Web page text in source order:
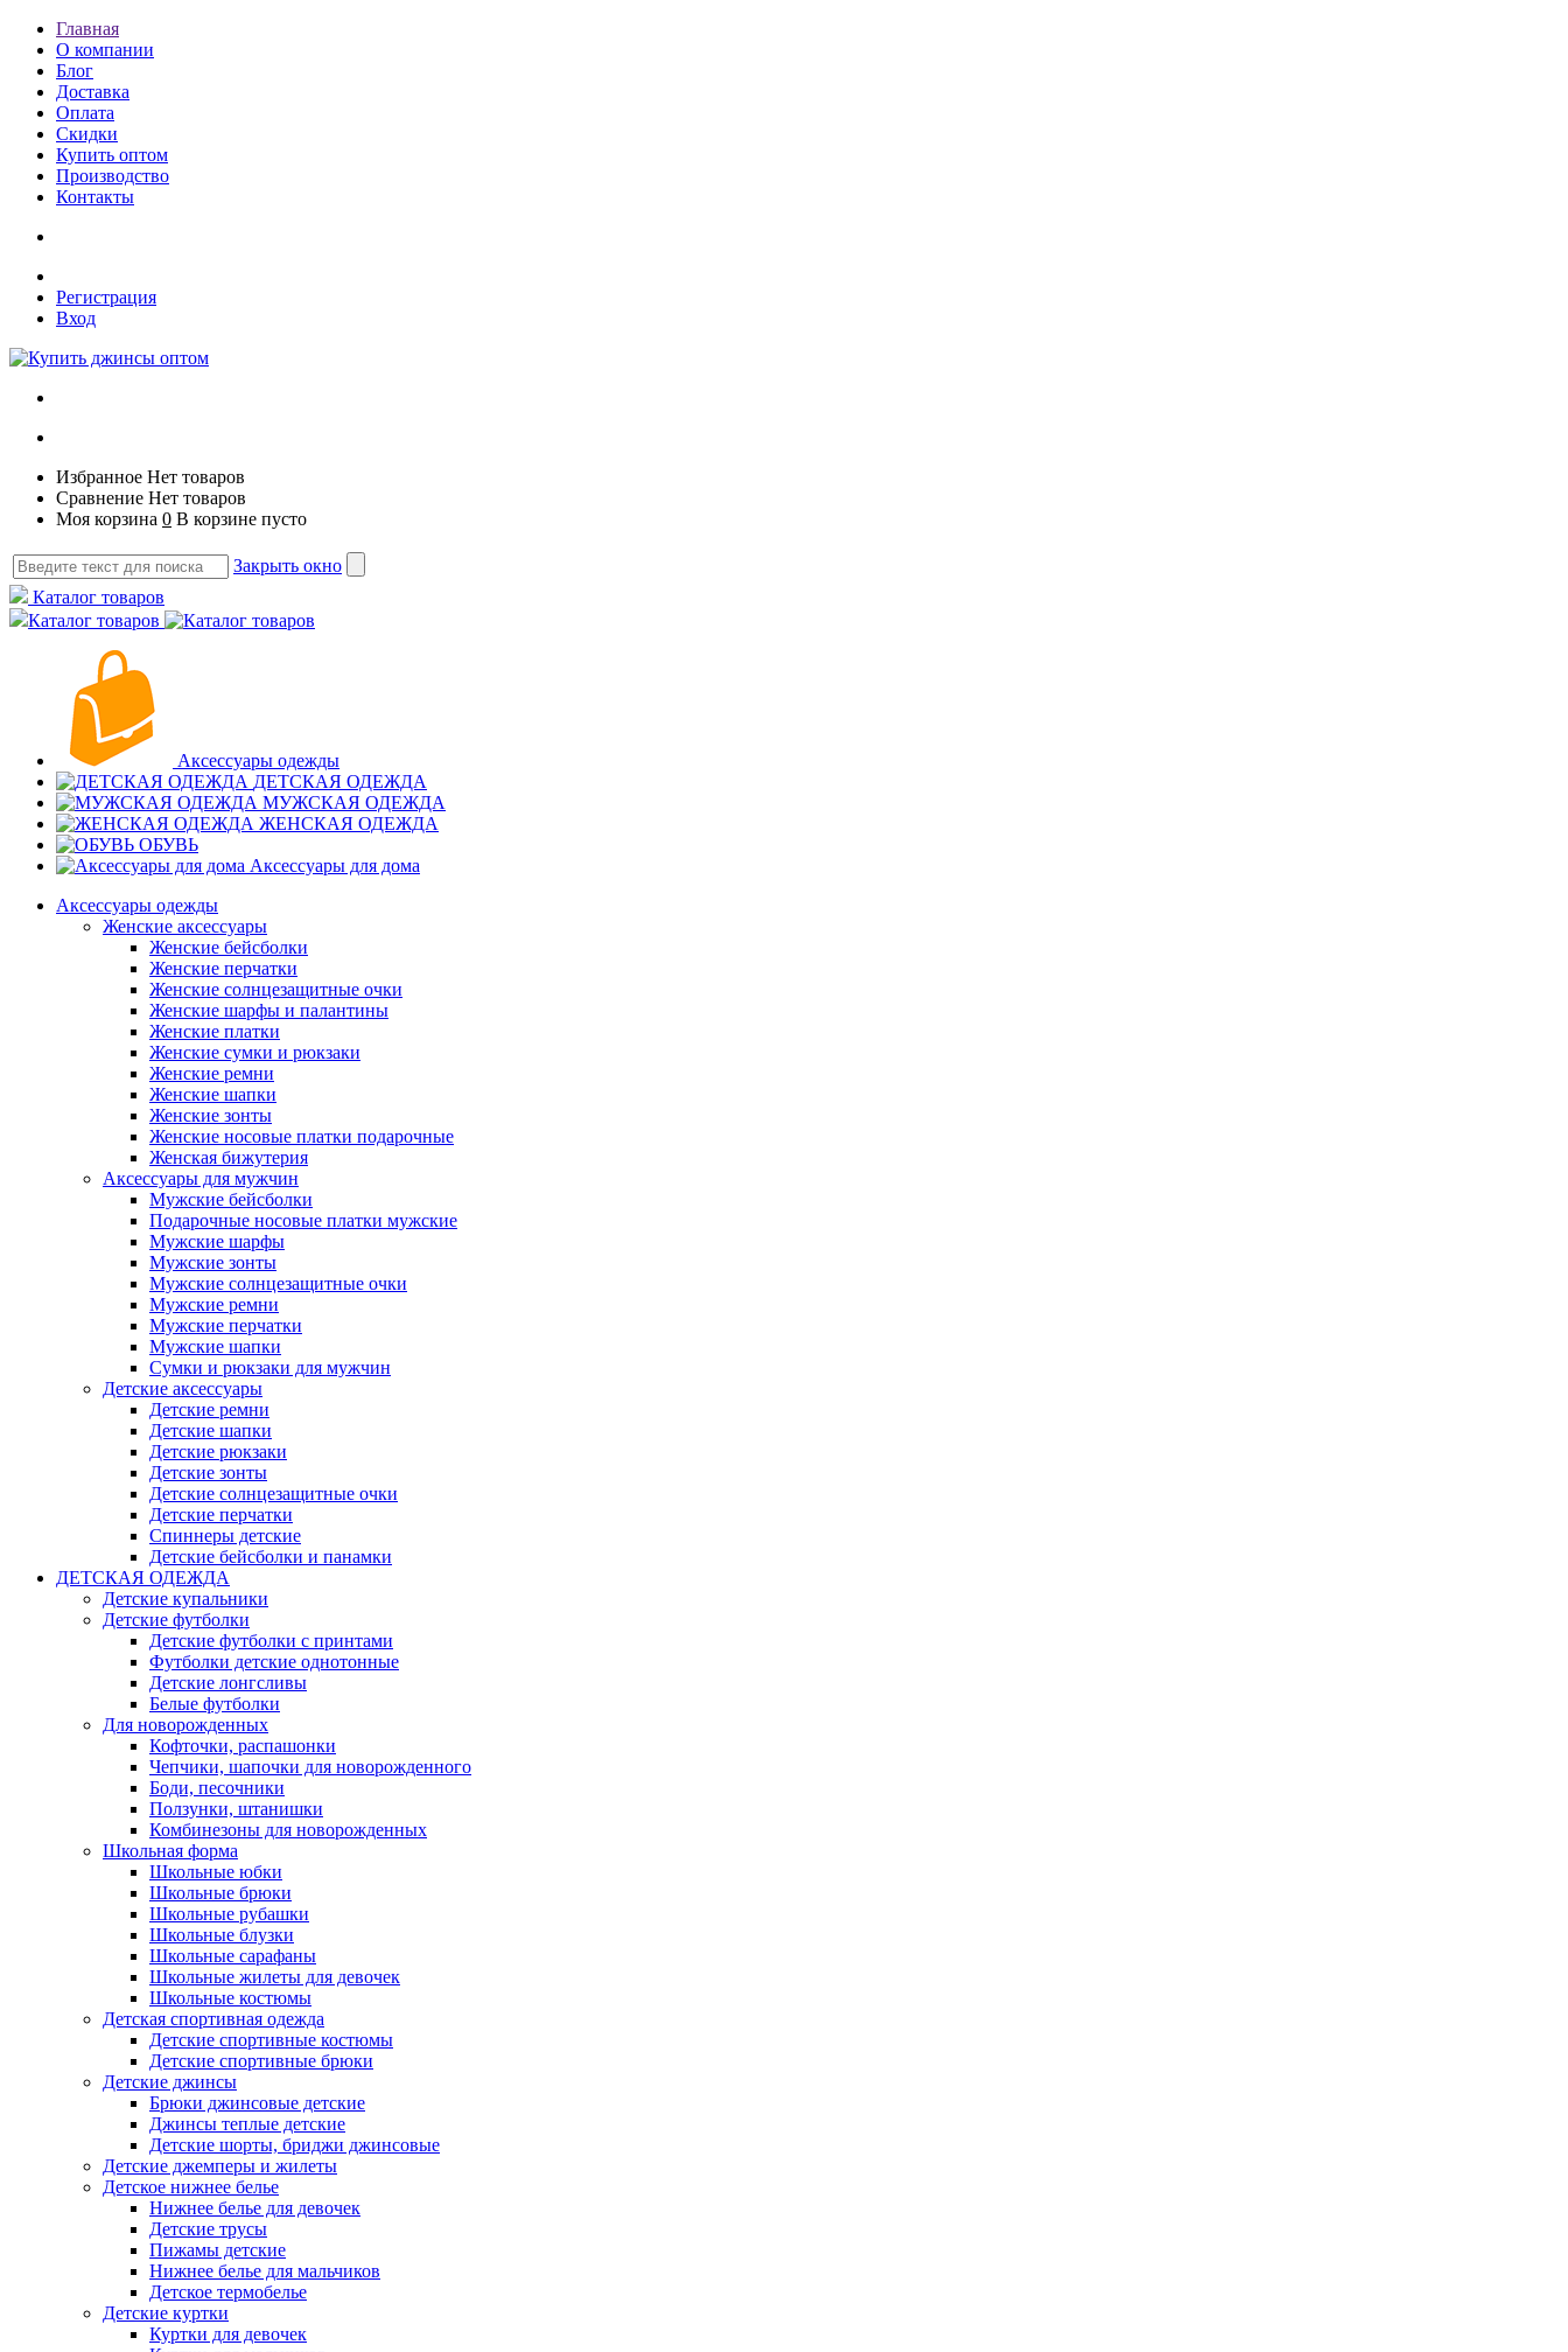
Главная
О компании
Блог
Доставка
Оплата
Скидки
Купить оптом
Производство
Контакты
Регистрация
Вход
Избранное Нет товаров
Сравнение Нет товаров
Моя корзина 0 В корзине пусто
Закрыть окно
Каталог товаров
Каталог товаров
Аксессуары одежды
ДЕТСКАЯ ОДЕЖДА
МУЖСКАЯ ОДЕЖДА
ЖЕНСКАЯ ОДЕЖДА
ОБУВЬ
Аксессуары для дома
Аксессуары одежды
Женские аксессуары
Женские бейсболки
Женские перчатки
Женские солнцезащитные очки
Женские шарфы и палантины
Женские платки
Женские сумки и рюкзаки
Женские ремни
Женские шапки
Женские зонты
Женские носовые платки подарочные
Женская бижутерия
Аксессуары для мужчин
Мужские бейсболки
Подарочные носовые платки мужские
Мужские шарфы
Мужские зонты
Мужские солнцезащитные очки
Мужские ремни
Мужские перчатки
Мужские шапки
Сумки и рюкзаки для мужчин
Детские аксессуары
Детские ремни
Детские шапки
Детские рюкзаки
Детские зонты
Детские солнцезащитные очки
Детские перчатки
Спиннеры детские
Детские бейсболки и панамки
ДЕТСКАЯ ОДЕЖДА
Детские купальники
Детские футболки
Детские футболки с принтами
Футболки детские однотонные
Детские лонгсливы
Белые футболки
Для новорожденных
Кофточки, распашонки
Чепчики, шапочки для новорожденного
Боди, песочники
Ползунки, штанишки
Комбинезоны для новорожденных
Школьная форма
Школьные юбки
Школьные брюки
Школьные рубашки
Школьные блузки
Школьные сарафаны
Школьные жилеты для девочек
Школьные костюмы
Детская спортивная одежда
Детские спортивные костюмы
Детские спортивные брюки
Детские джинсы
Брюки джинсовые детские
Джинсы теплые детские
Детские шорты, бриджи джинсовые
Детские джемперы и жилеты
Детское нижнее белье
Нижнее белье для девочек
Детские трусы
Пижамы детские
Нижнее белье для мальчиков
Детское термобелье
Детские куртки
Куртки для девочек